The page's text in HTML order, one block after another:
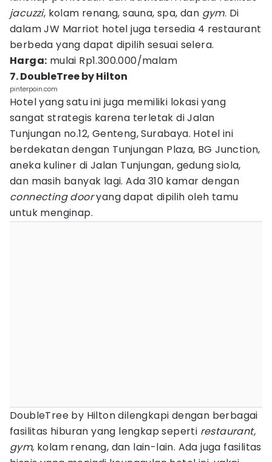
jacuzzi, kolam renang, sauna, spa, dan gym. Di
dalam JW Marriot hotel juga tersedia 4 restaurant
berbeda yang dapat dipilih sesuai selera.
Harga: mulai Rp1.300.000/malam
7. DoubleTree by Hilton
pinterpoin.com
Hotel yang satu ini juga memiliki lokasi yang
sangat strategis karena terletak di Jalan
Tunjungan no.12, Genteng, Surabaya. Hotel ini
berdekatan dengan Tunjungan Plaza, BG Junction,
aneka kuliner di Jalan Tunjungan, gedung siola,
dan masih banyak lagi. Ada 310 kamar dengan
connecting dooryang dapat dipilih oleh tamu
untuk menginap.
DoubleTree by Hilton dilengkapi dengan berbagai
fasilitas hiburan yang lengkap seperti restaurant,
gym, kolam renang, dan lain-lain. Ada juga fasilitas